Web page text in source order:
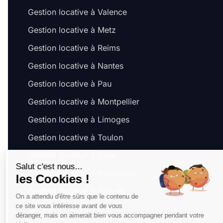
Gestion locative à Valence
Gestion locative à Metz
Gestion locative à Reims
Gestion locative à Nantes
Gestion locative à Pau
Gestion locative à Montpellier
Gestion locative à Limoges
Gestion locative à Toulon
Gestion locative à Besançon
Gestion locative à Amiens
Gestion locative à Nice
Salut c'est nous...
les Cookies !
On a attendu d'être sûrs que le contenu de
ce site vous intéresse avant de vous
déranger, mais on aimerait bien vous accompagner pendant votre